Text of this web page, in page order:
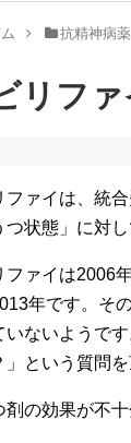
抗精神病
リフ
ファイは、統
つ状態」に対
ファイは2006
年です。そ
いないようで
」という質問
剤の効果が不